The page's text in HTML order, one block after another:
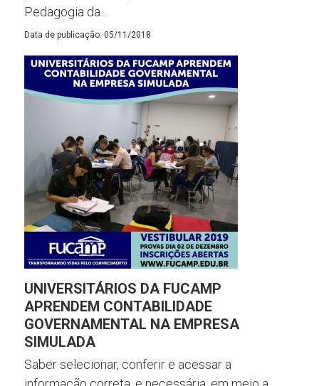
Pedagogia da…
Data de publicação: 05/11/2018
UNIVERSITÁRIOS DA FUCAMP
APRENDEM CONTABILIDADE
GOVERNAMENTAL NA EMPRESA
SIMULADA
Saber selecionar, conferir e acessar a